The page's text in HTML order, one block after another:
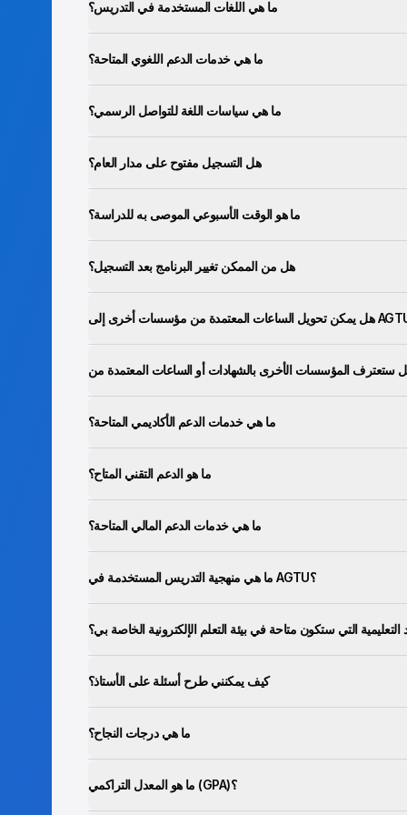
ما هي اللغات المستخدمة في التدريس؟
ما هي خدمات الدعم اللغوي المتاحة؟
ما هي سياسات اللغة للتواصل الرسمي؟
هل التسجيل مفتوح على مدار العام؟
ما هو الوقت الأسبوعي الموصى به للدراسة؟
هل من الممكن تغيير البرنامج بعد التسجيل؟
ما هي خدمات الدعم الأكاديمي المتاحة؟
ما هو الدعم التقني المتاح؟
ما هي خدمات الدعم المالي المتاحة؟
ما هي منهجية التدريس المستخدمة في AGTU؟
التعليمية التي ستكون متاحة في بيئة التعلم الإلكترونية الخاصة بي؟
كيف يمكنني طرح أسئلة على الأستاذ؟
ما هي درجات النجاح؟
ما هو المعدل التراكمي (GPA)؟